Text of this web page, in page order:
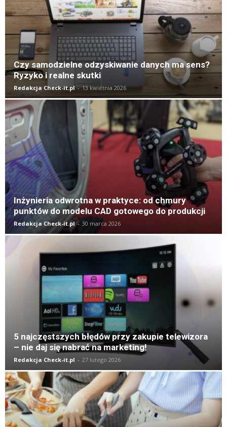
Czy samodzielne odzyskiwanie danych ma sens?
Ryzyko i realne skutki
Redakcja Check-it.pl - 13 kwietnia 2026
Inżynieria odwrotna w praktyce: od chmury
punktów do modelu CAD gotowego do produkcji
Redakcja Check-it.pl - 30 marca 2026
5 najczęstszych błędów przy zakupie telewizora
– nie daj się nabrać na marketing!
Redakcja Check-it.pl - 27 lutego 2026